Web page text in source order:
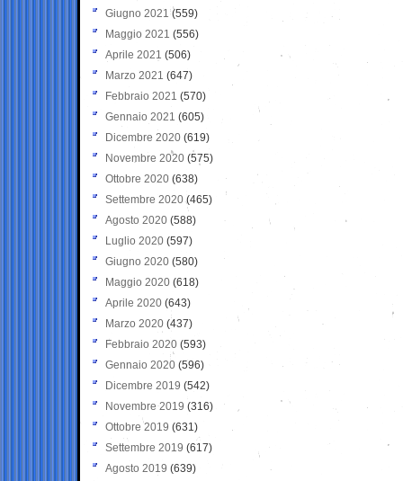
Giugno 2021(559)
Maggio 2021 (556)
Aprile 2021 (506)
Marzo 2021 (647)
Febbraio 2021 (570)
Gennaio 2021 (605)
Dicembre 2020 (619)
Novembre 2020 (575)
Ottobre 2020 (638)
Settembre 2020(465)
Agosto 2020 (588)
Luglio 2020 (597)
Giugno 2020 (580)
Maggio 2020 (618)
Aprile 2020 (643)
Marzo 2020 (437)
Febbraio 2020 (593)
Gennaio 2020 (596)
Dicembre 2019 (542)
Novembre 2019 (316)
Ottobre 2019 (631)
Settembre 2019 (617)
Agosto 2019 (639)